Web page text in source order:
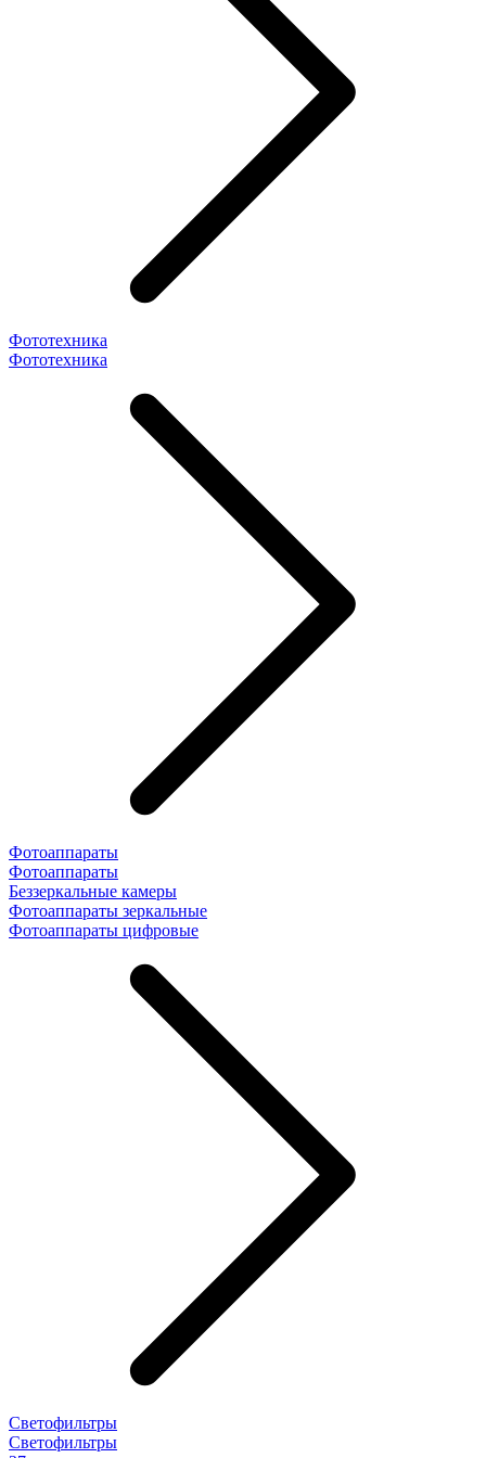
Фототехника
Фототехника
Фотоаппараты
Фотоаппараты
Беззеркальные камеры
Фотоаппараты зеркальные
Фотоаппараты цифровые
Светофильтры
Светофильтры